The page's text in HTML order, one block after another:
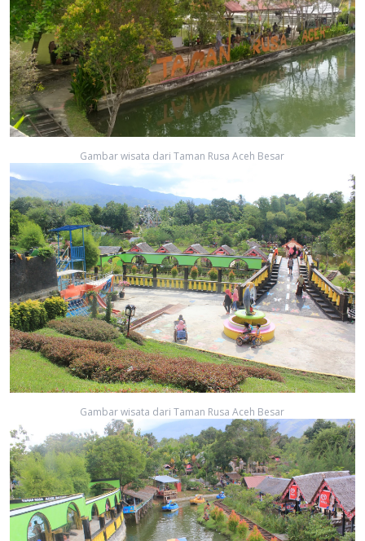
Gambar wisata dari Taman Rusa Aceh Besar
Gambar wisata dari Taman Rusa Aceh Besar